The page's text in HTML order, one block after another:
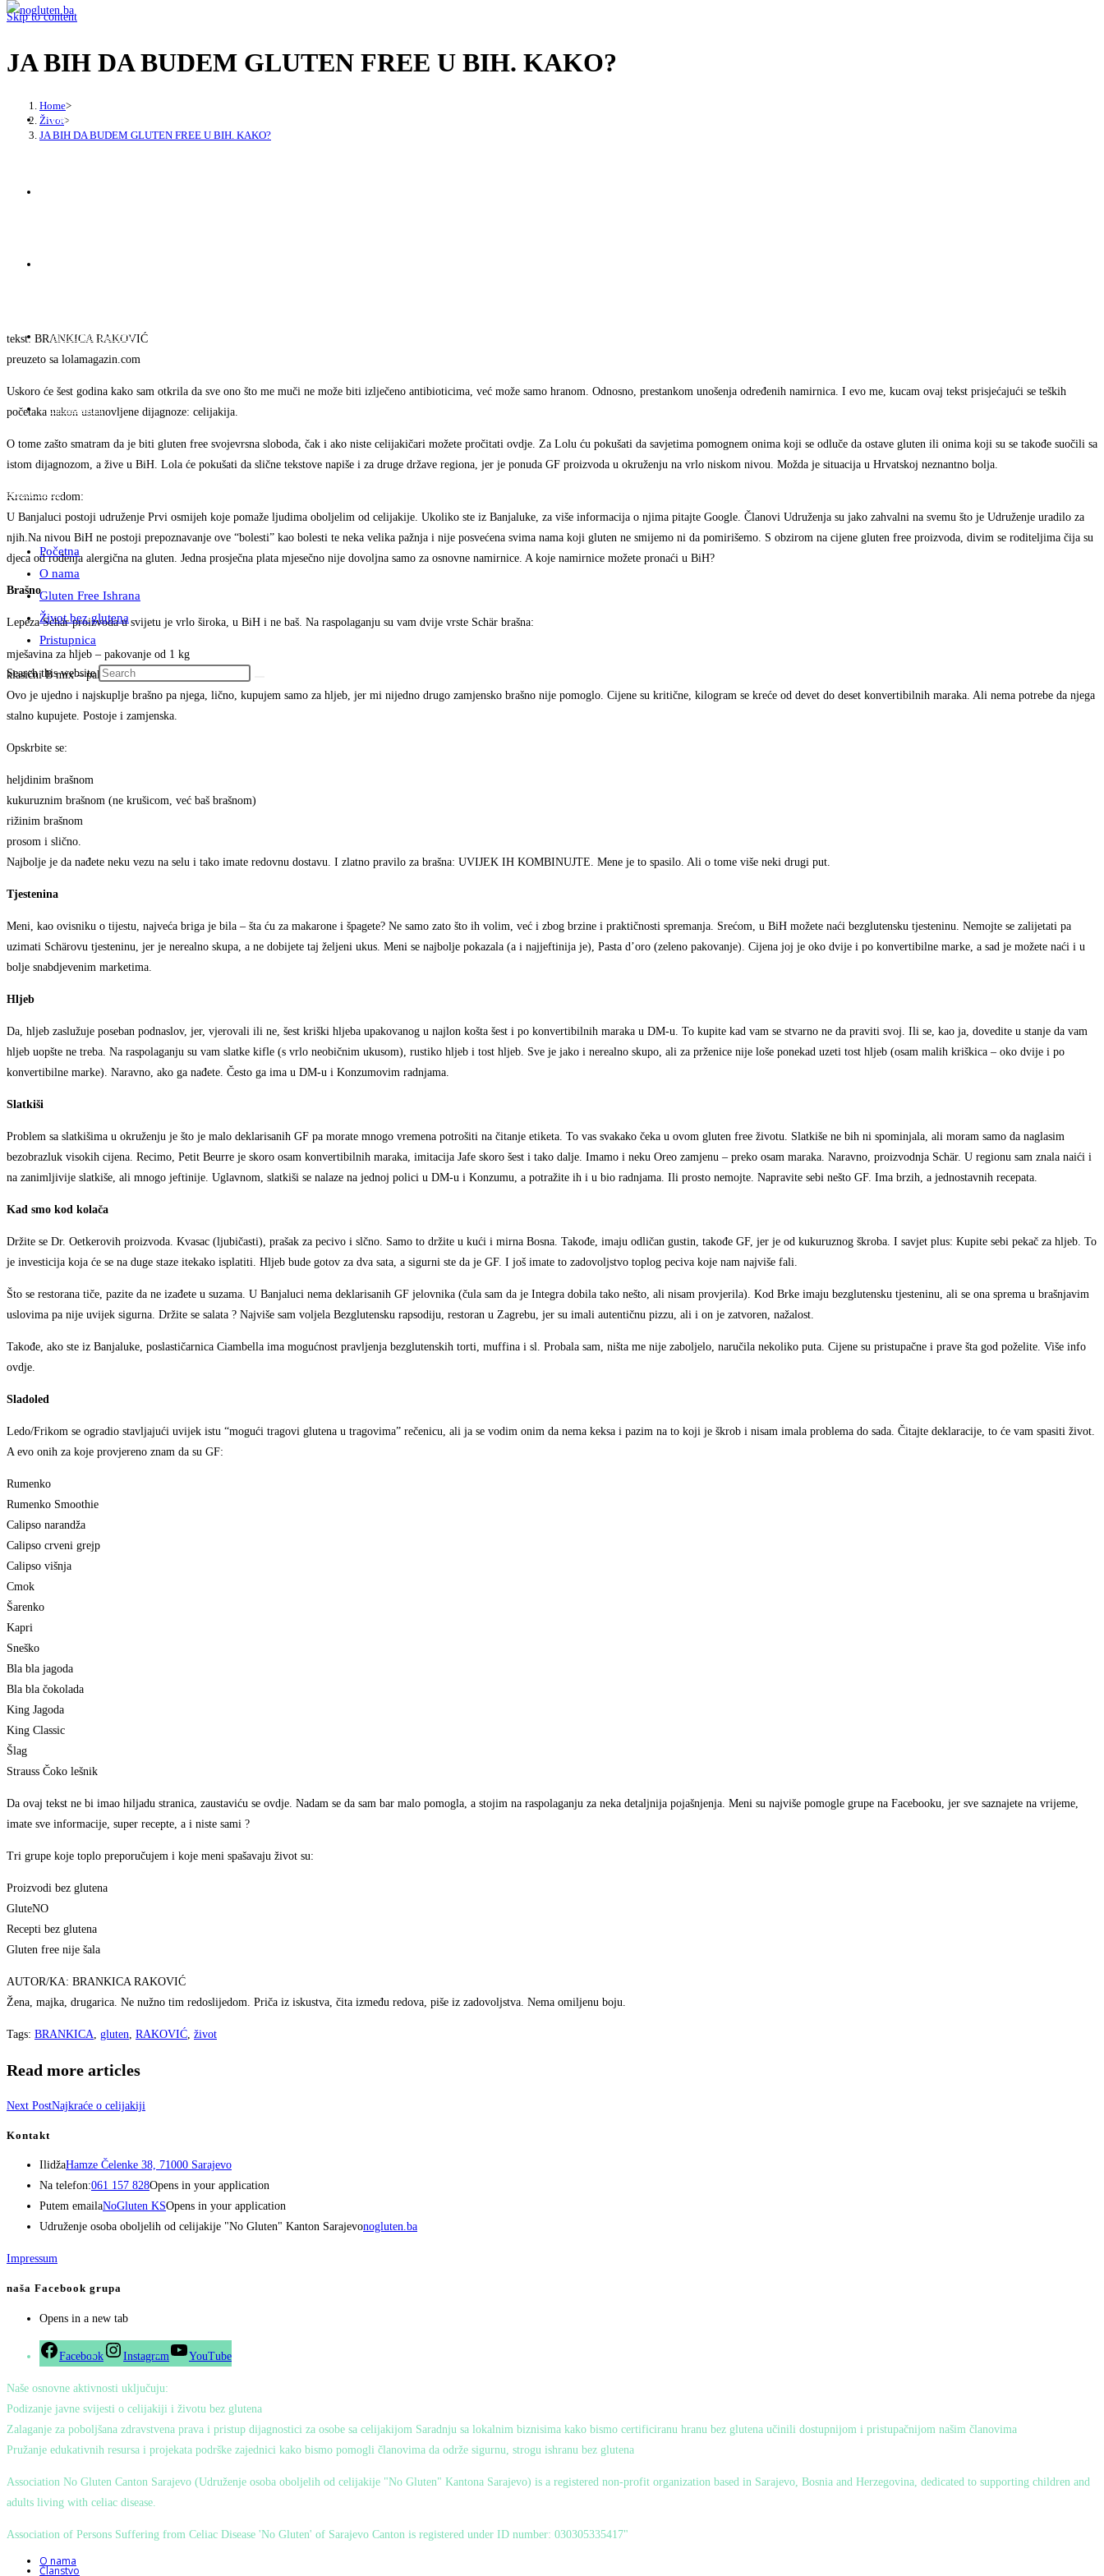
Skip to content
Početna
Život bez glutena
Pristupnica
Menu Close
Početna
O nama
Gluten Free Ishrana
Život bez glutena
Pristupnica
Search this website
JA BIH DA BUDEM GLUTEN FREE U BIH. KAKO?
Home>
Život>
JA BIH DA BUDEM GLUTEN FREE U BIH. KAKO?
tekst: BRANKICA RAKOVIĆ
preuzeto sa lolamagazin.com
Uskoro će šest godina kako sam otkrila da sve ono što me muči ne može biti izlječeno antibioticima, već može samo hranom. Odnosno, prestankom unošenja određenih namirnica. I evo me, kucam ovaj tekst prisjećajući se teških
početaka nakon ustanovljene dijagnoze: celijakija.
O tome zašto smatram da je biti gluten free svojevrsna sloboda, čak i ako niste celijakičari možete pročitati ovdje. Za Lolu ću pokušati da savjetima pomognem onima koji se odluče da ostave gluten ili onima koji su se takođe suočili sa
istom dijagnozom, a žive u BiH. Lola će pokušati da slične tekstove napiše i za druge države regiona, jer je ponuda GF proizvoda u okruženju na vrlo niskom nivou. Možda je situacija u Hrvatskoj neznantno bolja.
Krenimo redom:
U Banjaluci postoji udruženje Prvi osmijeh koje pomaže ljudima oboljelim od celijakije. Ukoliko ste iz Banjaluke, za više informacija o njima pitajte Google. Članovi Udruženja su jako zahvalni na svemu što je Udruženje uradilo za
njih.Na nivou BiH ne postoji prepoznavanje ove “bolesti” kao bolesti te neka velika pažnja i nije posvećena svima nama koji gluten ne smijemo ni da pomirišemo. S obzirom na cijene gluten free proizvoda, divim se roditeljima čija su
djeca od rođenja alergična na gluten. Jedna prosječna plata mjesečno nije dovoljna samo za osnovne namirnice. A koje namirnice možete pronaći u BiH?
Brašno
Lepeza Schär proizvoda u svijetu je vrlo široka, u BiH i ne baš. Na raspolaganju su vam dvije vrste Schär brašna:
mješavina za hljeb – pakovanje od 1 kg
klasični B mix – pakovanje od 0.5 kg
Ovo je ujedno i najskuplje brašno pa njega, lično, kupujem samo za hljeb, jer mi nijedno drugo zamjensko brašno nije pomoglo. Cijene su kritične, kilogram se kreće od devet do deset konvertibilnih maraka. Ali nema potrebe da njega
stalno kupujete. Postoje i zamjenska.
Opskrbite se:
heljdinim brašnom
kukuruznim brašnom (ne krušicom, već baš brašnom)
rižinim brašnom
prosom i slično.
Najbolje je da nađete neku vezu na selu i tako imate redovnu dostavu. I zlatno pravilo za brašna: UVIJEK IH KOMBINUJTE. Mene je to spasilo. Ali o tome više neki drugi put.
Tjestenina
Meni, kao ovisniku o tijestu, najveća briga je bila – šta ću za makarone i špagete? Ne samo zato što ih volim, već i zbog brzine i praktičnosti spremanja. Srećom, u BiH možete naći bezglutensku tjesteninu. Nemojte se zalijetati pa
uzimati Schärovu tjesteninu, jer je nerealno skupa, a ne dobijete taj željeni ukus. Meni se najbolje pokazala (a i najjeftinija je), Pasta d’oro (zeleno pakovanje). Cijena joj je oko dvije i po konvertibilne marke, a sad je možete naći i u
bolje snabdjevenim marketima.
Hljeb
Da, hljeb zaslužuje poseban podnaslov, jer, vjerovali ili ne, šest kriški hljeba upakovanog u najlon košta šest i po konvertibilnih maraka u DM-u. To kupite kad vam se stvarno ne da praviti svoj. Ili se, kao ja, dovedite u stanje da vam
hljeb uopšte ne treba. Na raspolaganju su vam slatke kifle (s vrlo neobičnim ukusom), rustiko hljeb i tost hljeb. Sve je jako i nerealno skupo, ali za prženice nije loše ponekad uzeti tost hljeb (osam malih kriškica – oko dvije i po
konvertibilne marke). Naravno, ako ga nađete. Često ga ima u DM-u i Konzumovim radnjama.
Slatkiši
Problem sa slatkišima u okruženju je što je malo deklarisanih GF pa morate mnogo vremena potrošiti na čitanje etiketa. To vas svakako čeka u ovom gluten free životu. Slatkiše ne bih ni spominjala, ali moram samo da naglasim
bezobrazluk visokih cijena. Recimo, Petit Beurre je skoro osam konvertibilnih maraka, imitacija Jafe skoro šest i tako dalje. Imamo i neku Oreo zamjenu – preko osam maraka. Naravno, proizvodnja Schär. U regionu sam znala naići i
na zanimljivije slatkiše, ali mnogo jeftinije. Uglavnom, slatkiši se nalaze na jednoj polici u DM-u i Konzumu, a potražite ih i u bio radnjama. Ili prosto nemojte. Napravite sebi nešto GF. Ima brzih, a jednostavnih recepata.
Kad smo kod kolača
Držite se Dr. Oetkerovih proizvoda. Kvasac (ljubičasti), prašak za pecivo i slčno. Samo to držite u kući i mirna Bosna. Takođe, imaju odličan gustin, takođe GF, jer je od kukuruznog škroba. I savjet plus: Kupite sebi pekač za hljeb. To
je investicija koja će se na duge staze itekako isplatiti. Hljeb bude gotov za dva sata, a sigurni ste da je GF. I još imate to zadovoljstvo toplog peciva koje nam najviše fali.
Što se restorana tiče, pazite da ne izađete u suzama. U Banjaluci nema deklarisanih GF jelovnika (čula sam da je Integra dobila tako nešto, ali nisam provjerila). Kod Brke imaju bezglutensku tjesteninu, ali se ona sprema u brašnjavim
uslovima pa nije uvijek sigurna. Držite se salata ? Najviše sam voljela Bezglutensku rapsodiju, restoran u Zagrebu, jer su imali autentičnu pizzu, ali i on je zatvoren, nažalost.
Takođe, ako ste iz Banjaluke, poslastičarnica Ciambella ima mogućnost pravljenja bezglutenskih torti, muffina i sl. Probala sam, ništa me nije zaboljelo, naručila nekoliko puta. Cijene su pristupačne i prave šta god poželite. Više info
ovdje.
Sladoled
Ledo/Frikom se ogradio stavljajući uvijek istu “mogući tragovi glutena u tragovima” rečenicu, ali ja se vodim onim da nema keksa i pazim na to koji je škrob i nisam imala problema do sada. Čitajte deklaracije, to će vam spasiti život.
A evo onih za koje provjereno znam da su GF:
Rumenko
Rumenko Smoothie
Calipso narandža
Calipso crveni grejp
Calipso višnja
Cmok
Šarenko
Kapri
Sneško
Bla bla jagoda
Bla bla čokolada
King Jagoda
King Classic
Šlag
Strauss Čoko lešnik
Da ovaj tekst ne bi imao hiljadu stranica, zaustaviću se ovdje. Nadam se da sam bar malo pomogla, a stojim na raspolaganju za neka detaljnija pojašnjenja. Meni su najviše pomogle grupe na Facebooku, jer sve saznajete na vrijeme,
imate sve informacije, super recepte, a i niste sami ?
Tri grupe koje toplo preporučujem i koje meni spašavaju život su:
Proizvodi bez glutena
GluteNO
Recepti bez glutena
Gluten free nije šala
AUTOR/KA: BRANKICA RAKOVIĆ
Žena, majka, drugarica. Ne nužno tim redoslijedom. Priča iz iskustva, čita između redova, piše iz zadovoljstva. Nema omiljenu boju.
Tags: BRANKICA, gluten, RAKOVIĆ, život
Read more articles
Next PostNajkraće o celijakiji
Kontakt
IlidžaHamze Čelenke 38, 71000 Sarajevo
Na telefon:061 157 828Opens in your application
Putem emailaNoGluten KSOpens in your application
Udruženje osoba oboljelih od celijakije "No Gluten" Kanton Sarajevonogluten.ba
Impressum
naša Facebook grupa
Opens in a new tab
Facebook Instagram YouTube
Naše osnovne aktivnosti uključuju:
Podizanje javne svijesti o celijakiji i životu bez glutena
Zalaganje za poboljšana zdravstvena prava i pristup dijagnostici za osobe sa celijakijom Saradnju sa lokalnim biznisima kako bismo certificiranu hranu bez glutena učinili dostupnijom i pristupačnijom našim članovima
Pružanje edukativnih resursa i projekata podrške zajednici kako bismo pomogli članovima da održe sigurnu, strogu ishranu bez glutena
Association No Gluten Canton Sarajevo (Udruženje osoba oboljelih od celijakije "No Gluten" Kantona Sarajevo) is a registered non-profit organization based in Sarajevo, Bosnia and Herzegovina, dedicated to supporting children and
adults living with celiac disease.
Association of Persons Suffering from Celiac Disease 'No Gluten' of Sarajevo Canton is registered under ID number: 030305335417"
O nama
Članstvo